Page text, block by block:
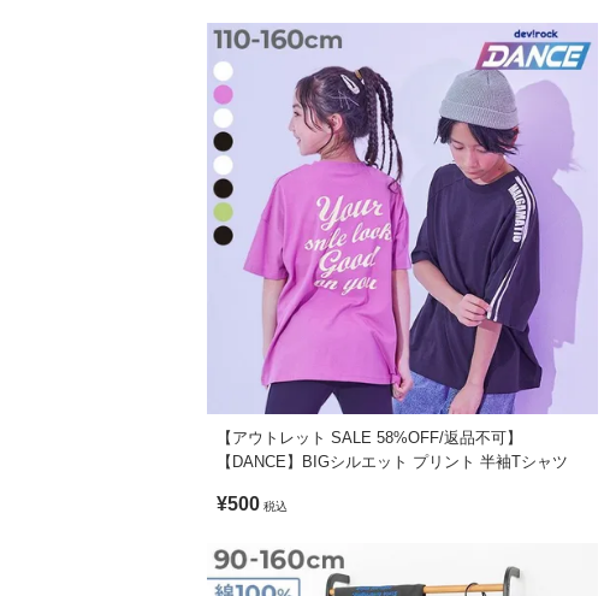
トレンド感のあるゆるっとしたボトムスやフレアパ
この夏は、アウトドアテイストのボトムスやカラー
ご注意事項
・摩擦や水、汗などで色が移ることがあります。ご
・平置きにて採寸しているため、サイズや形に多
・生産時期により、多少色味が異なる場合がござい
【アウトレット SALE 58%OFF/返品不可】
【DANCE】BIGシルエット プリント 半袖Tシャツ
¥500 税込